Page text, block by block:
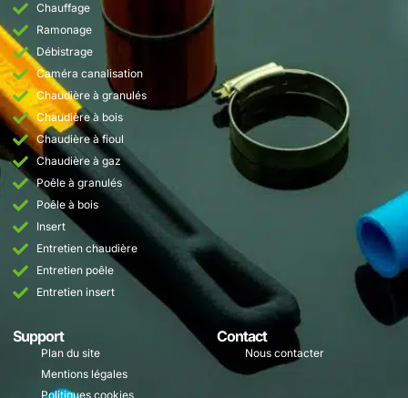
Chauffage
Ramonage
Débistrage
Caméra canalisation
Chaudière à granulés
Chaudière à bois
Chaudière à fioul
Chaudière à gaz
Poêle à granulés
Poêle à bois
Insert
Entretien chaudière
Entretien poêle
Entretien insert
Support
Plan du site
Mentions légales
Politiques cookies
Contact
Nous contacter